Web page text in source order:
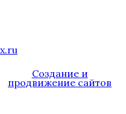
Создание и
продвижение сайтов